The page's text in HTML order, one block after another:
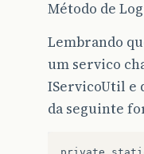
Método de
Lembrando
um servico
IServicoUtil e
da seguinte